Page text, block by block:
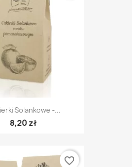
Solankowe -...
8,20 zł
favorite_border